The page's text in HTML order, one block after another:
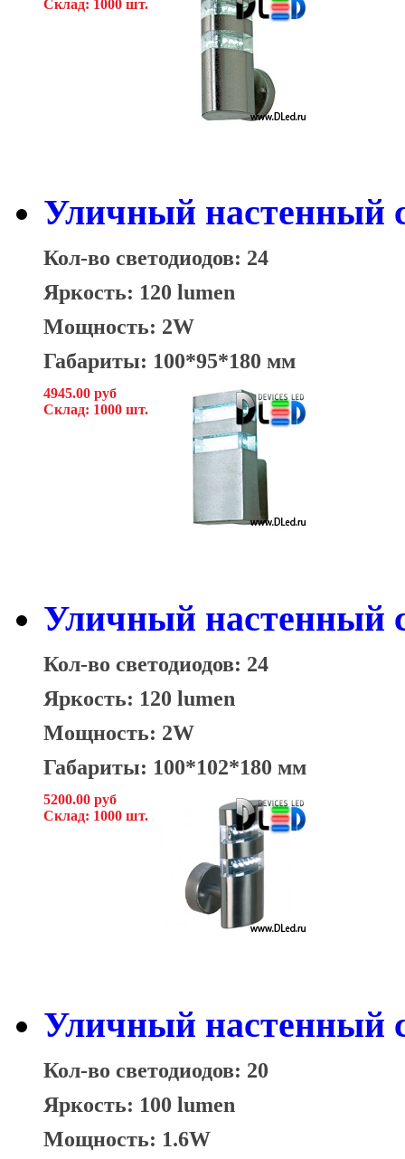
Склад: 1000 шт.
Уличный настенный
Кол-во светодиодов: 24
Яркость: 120 lumen
Мощность: 2W
Габариты: 100*95*180 мм
4945.00 руб
Склад: 1000 шт.
Уличный настенный
Кол-во светодиодов: 24
Яркость: 120 lumen
Мощность: 2W
Габариты: 100*102*180 мм
5200.00 руб
Склад: 1000 шт.
Уличный настенный
Кол-во светодиодов: 20
Яркость: 100 lumen
Мощность: 1.6W